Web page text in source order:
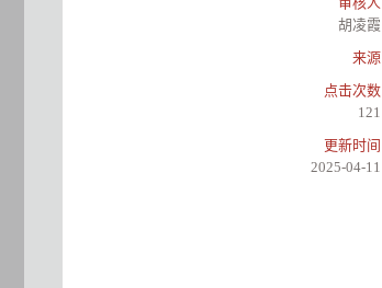
胡凌霞
来源
点击次数
121
更新时间
2025-04-11